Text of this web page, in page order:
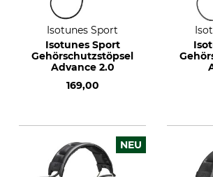
Isotunes Sport
Isotunes Sport
Gehörschutzstöpsel
Advance 2.0
169,00
NEU